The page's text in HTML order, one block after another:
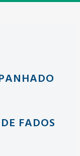
FADOS